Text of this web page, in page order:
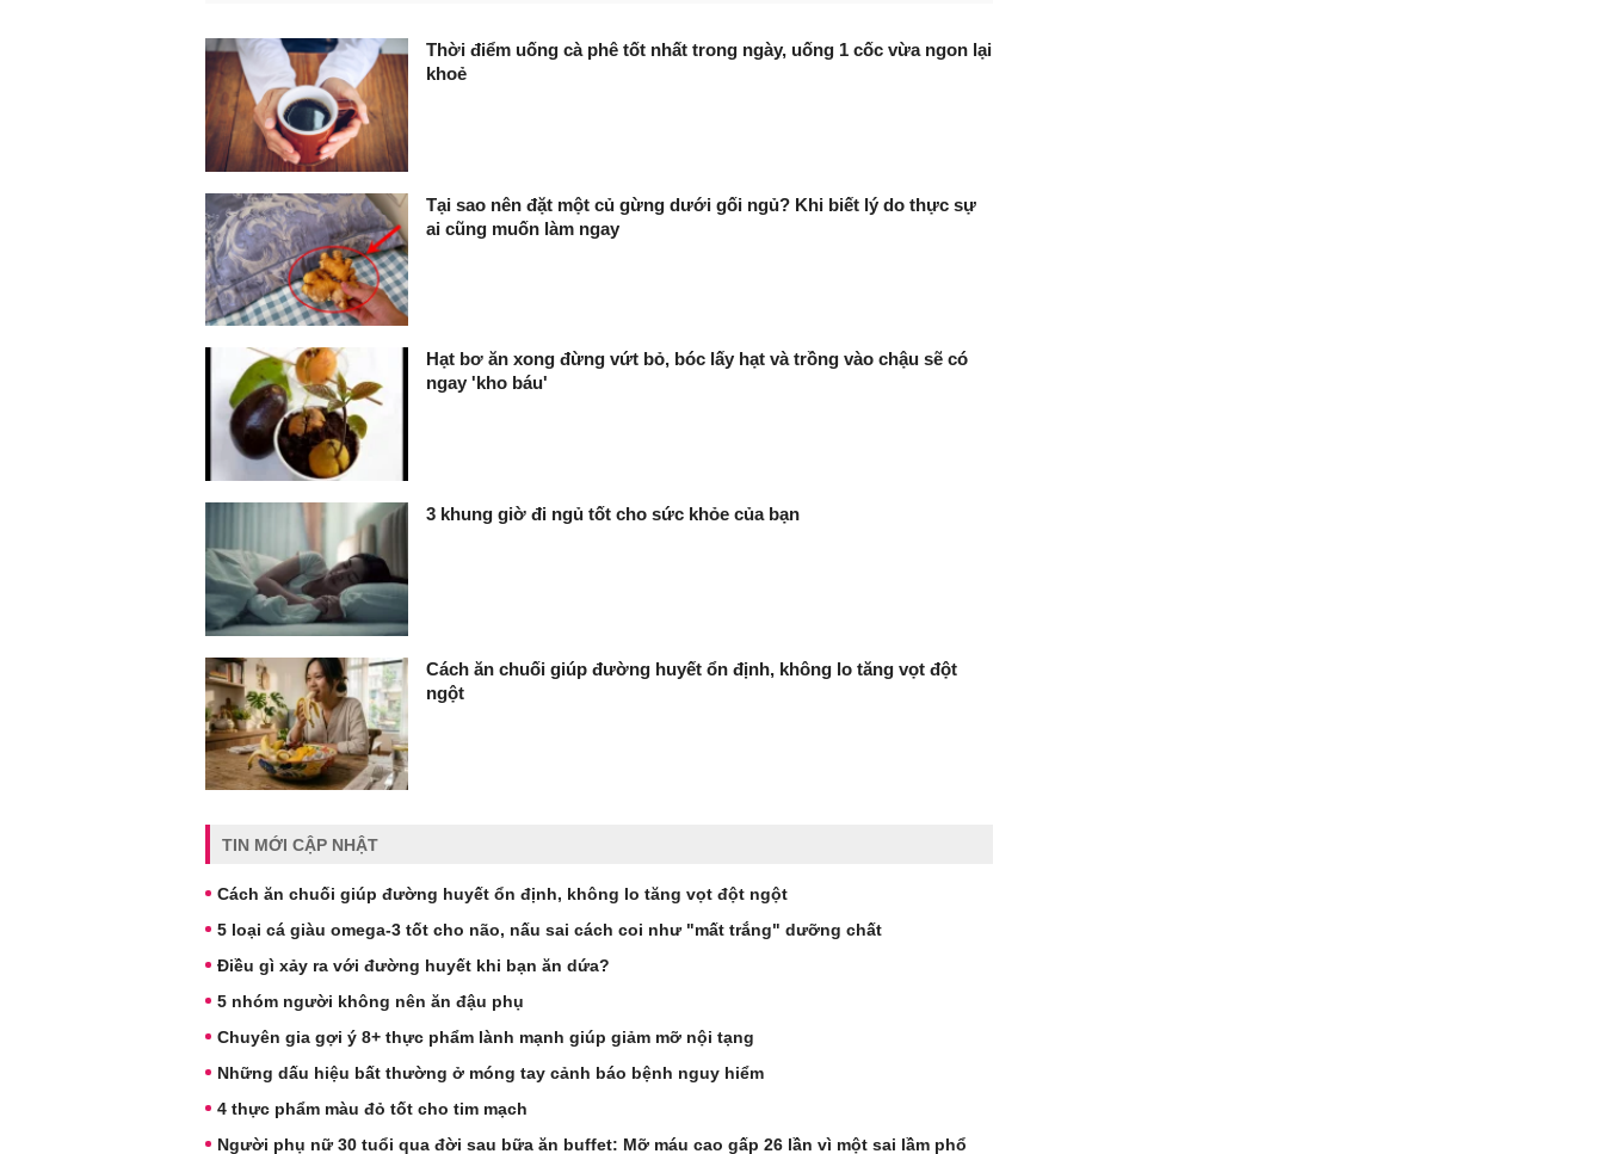
Thời điểm uống cà phê tốt nhất trong ngày, uống 1 cốc vừa ngon lại
khoẻ
Tại sao nên đặt một củ gừng dưới gối ngủ? Khi biết lý do thực sự
ai cũng muốn làm ngay
Hạt bơ ăn xong đừng vứt bỏ, bóc lấy hạt và trồng vào chậu sẽ có
ngay 'kho báu'
3 khung giờ đi ngủ tốt cho sức khỏe của bạn
Cách ăn chuối giúp đường huyết ổn định, không lo tăng vọt đột
ngột
TIN MỚI CẬP NHẬT
Cách ăn chuối giúp đường huyết ổn định, không lo tăng vọt đột ngột
5 loại cá giàu omega-3 tốt cho não, nấu sai cách coi như "mất trắng" dưỡng chất
Điều gì xảy ra với đường huyết khi bạn ăn dứa?
5 nhóm người không nên ăn đậu phụ
Chuyên gia gợi ý 8+ thực phẩm lành mạnh giúp giảm mỡ nội tạng
Những dấu hiệu bất thường ở móng tay cảnh báo bệnh nguy hiểm
4 thực phẩm màu đỏ tốt cho tim mạch
Người phụ nữ 30 tuổi qua đời sau bữa ăn buffet: Mỡ máu cao gấp 26 lần vì một sai lầm phổ